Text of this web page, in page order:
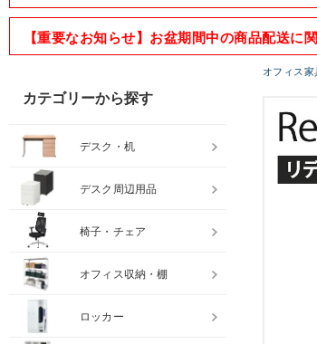
【重要なお知らせ】お盆期間中の商品配送に
オフィス
カテゴリーから探す
デスク・机
デスク周辺用品
椅子・チェア
オフィス収納・棚
ロッカー